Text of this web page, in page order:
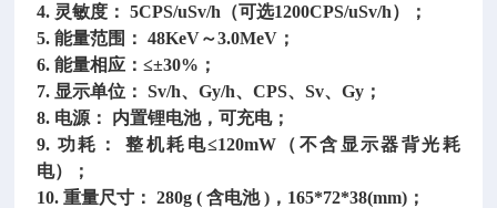
4. 灵敏度： 5CPS/uSv/h（可选1200CPS/uSv/h）；
5. 能量范围： 48KeV～3.0MeV；
6. 能量相应：≤±30%；
7. 显示单位： Sv/h、Gy/h、CPS、Sv、Gy；
8. 电源： 内置锂电池，可充电；
9. 功耗： 整机耗电≤120mW（不含显示器背光耗
电）；
10. 重量尺寸： 280g ( 含电池 )，165*72*38(mm)；